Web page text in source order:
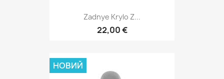
Zadnye Krylo Z...
22,00 €
НОВИЙ